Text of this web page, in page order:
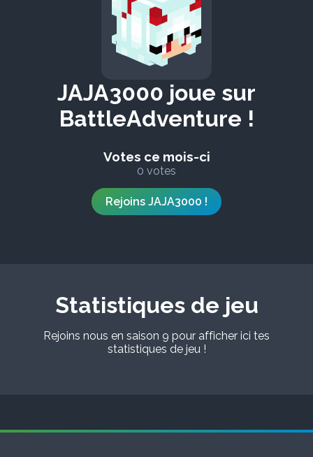
JAJA3000 joue sur
BattleAdventure !
Votes ce mois-ci
0 votes
Rejoins JAJA3000 !
Statistiques de jeu
Rejoins nous en saison 9 pour afficher ici tes
statistiques de jeu !